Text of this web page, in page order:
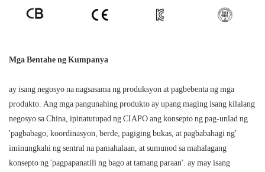
Mga Bentahe ng Kumpanya
ay isang negosyo na nagsasama ng produksyon at pagbebenta ng mga
produkto. Ang mga pangunahing produkto ay upang maging isang kilalang
negosyo sa China, ipinatutupad ng CIAPO ang konsepto ng pag-unlad ng
'pagbabago, koordinasyon, berde, pagiging bukas, at pagbabahagi ng'
iminungkahi ng sentral na pamahalaan, at sumunod sa mahalagang
konsepto ng 'pagpapanatili ng bago at tamang paraan'. ay may isang